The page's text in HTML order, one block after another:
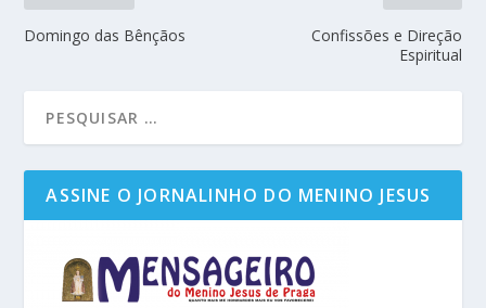
Domingo das Bênçãos
Confissões e Direção
Espiritual
ASSINE O JORNALINHO DO MENINO JESUS